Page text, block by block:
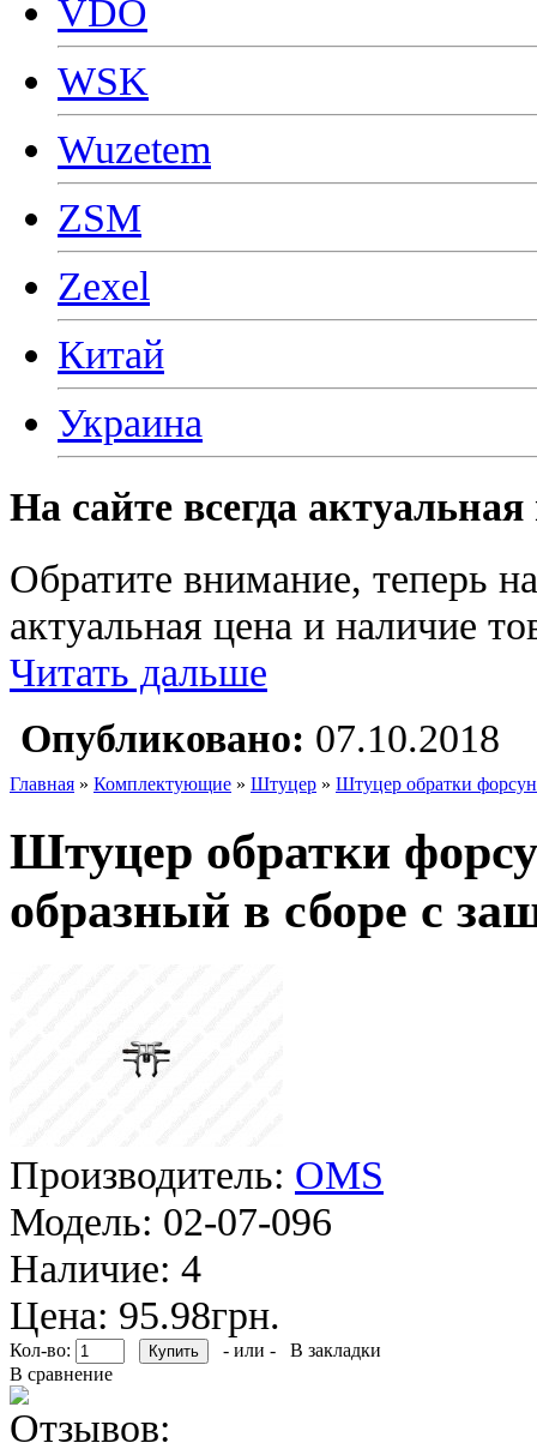
VDO
WSK
Wuzetem
ZSM
Zexel
Китай
Украина
На сайте всегда
Обратите внимание, теперь
актуальная цена и наличие
Читать дальше
Опубликовано: 07.10.2018
Главная » Комплектующие » Штуцер » Штуцер обратки
Штуцер обратки
образный в сборе с
Производитель: OMS
Модель: 02-07-096
Наличие: 4
Цена: 95.98грн.
Кол-во: - или -
В закладки
В сравнение